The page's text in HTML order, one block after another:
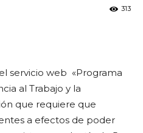
313
servicio web «Programa
al Trabajo y la
que requiere que
a efectos de poder